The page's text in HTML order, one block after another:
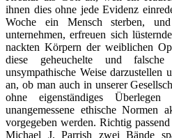
ihnen dies ohne jede Evidenz
Woche ein Mensch sterben,
unternehmen, erfreuen sich
nackten Körpern der weiblichen
diese geheuchelte und
unsympathische Weise darzustellen
an, ob man auch in unserer
ohne eigenständiges Überlegen
unangemessene ethische Normen
vorgegeben werden. Richtig
Michael J. Parrish zwei Bände